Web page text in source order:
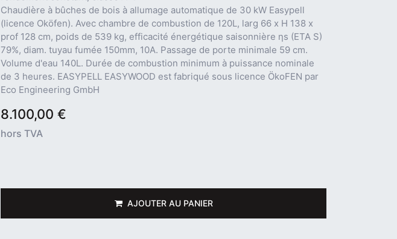
Chaudière à bûches de bois à allumage automatique de 30 kW Easypell
(licence Oköfen). Avec chambre de combustion de 120L, larg 66 x H 138 x
prof 128 cm, poids de 539 kg, efficacité énergétique saisonnière ηs (ETA S)
79%, diam. tuyau fumée 150mm, 10A. Passage de porte minimale 59 cm.
Volume d'eau 140L. Durée de combustion minimum à puissance nominale
de 3 heures. EASYPELL EASYWOOD est fabriqué sous licence ÖkoFEN par
Eco Engineering GmbH
8.100,00 €
hors TVA
AJOUTER AU PANIER